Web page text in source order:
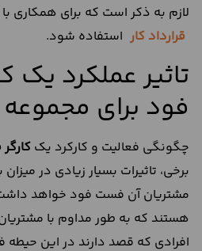
لازم به ذکر است که برای همکاری با
قرارداد کار استفاده شود.
تاثیر عملکرد یک
فود برای مجموعه
چگونگی فعالیت و کارکرد یک
برخی، تاثیرات بسیار زیادی در
مشتریان آن فست فود خواهد داشت
هستند که به طور مداوم با مشتریان
افرادی که قصد دارند در این حیطه